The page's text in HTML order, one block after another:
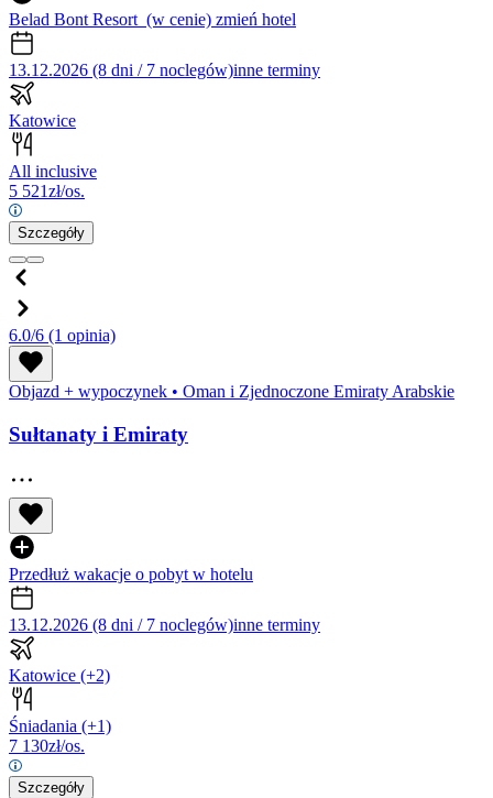
Belad Bont Resort (w cenie) zmień hotel
13.12.2026 (8 dni / 7 noclegów)inne terminy
Katowice
All inclusive
5 521zł/os.
Szczegóły
6.0/6 (1 opinia)
Objazd + wypoczynek • Oman i Zjednoczone Emiraty Arabskie
Sułtanaty i Emiraty
Przedłuż wakacje o pobyt w hotelu
13.12.2026 (8 dni / 7 noclegów)inne terminy
Katowice (+2)
Śniadania (+1)
7 130zł/os.
Szczegóły